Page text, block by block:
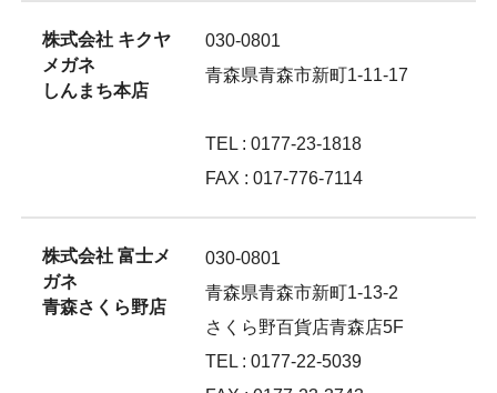
株式会社 キクヤ
メガネ
しんまち本店
030-0801
青森県青森市新町1-11-17
TEL : 0177-23-1818
FAX : 017-776-7114
株式会社 富士メ
ガネ
青森さくら野店
030-0801
青森県青森市新町1-13-2
さくら野百貨店青森店5F
TEL : 0177-22-5039